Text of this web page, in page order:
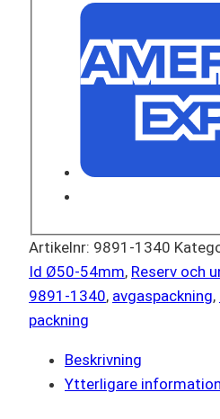
Artikelnr: 9891-1340
Id Ø50-54mm, Reserv och
9891-1340, avgaspackning,
packning
Beskrivning
Ytterligare information